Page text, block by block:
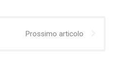
Prossimo articolo